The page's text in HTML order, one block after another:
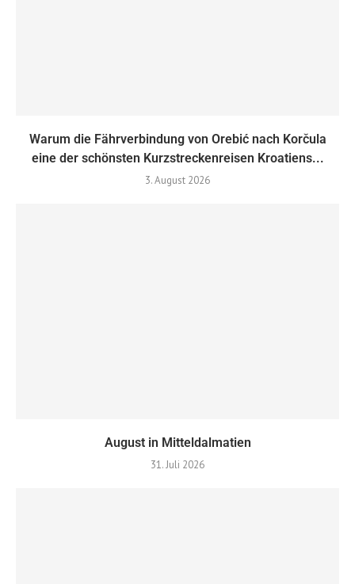
Warum die Fährverbindung von Orebić nach Korčula
eine der schönsten Kurzstreckenreisen Kroatiens...
3. August 2026
August in Mitteldalmatien
31. Juli 2026